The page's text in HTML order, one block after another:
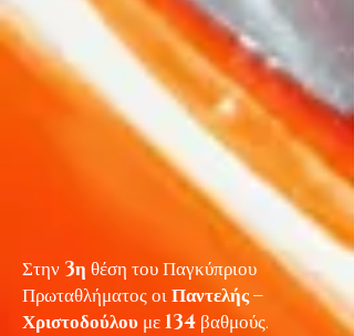
Στην 3η θέση του Παγκύπριου
Πρωταθλήματος οιΠαντελής –
Χριστοδούλου με134 βαθμούς.